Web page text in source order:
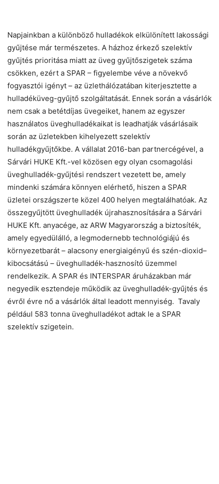
Napjainkban a különböző hulladékok elkülönített lakossági
gyűjtése már természetes. A házhoz érkező szelektív
gyűjtés prioritása miatt az üveg gyűjtőszigetek száma
csökken, ezért a SPAR – figyelembe véve a növekvő
fogyasztói igényt – az üzlethálózatában kiterjesztette a
hulladéküveg-gyűjtő szolgáltatását. Ennek során a vásárlók
nem csak a betétdíjas üvegeiket, hanem az egyszer
használatos üveghulladékaikat is leadhatják vásárlásaik
során az üzletekben kihelyezett szelektív
hulladékgyűjtőkbe. A vállalat 2016-ban partnercégével, a
Sárvári HUKE Kft.-vel közösen egy olyan csomagolási
üveghulladék-gyűjtési rendszert vezetett be, amely
mindenki számára könnyen elérhető, hiszen a SPAR
üzletei országszerte közel 400 helyen megtalálhatóak. Az
összegyűjtött üveghulladék újrahasznosítására a Sárvári
HUKE Kft. anyacége, az ARW Magyarország a biztosíték,
amely egyedülálló, a legmodernebb technológiájú és
környezetbarát – alacsony energiaigényű és szén-dioxid–
kibocsátású – üveghulladék-hasznosító üzemmel
rendelkezik. A SPAR és INTERSPAR áruházakban már
negyedik esztendeje működik az üveghulladék-gyűjtés és
évről évre nő a vásárlók által leadott mennyiség. Tavaly
például 583 tonna üveghulladékot adtak le a SPAR
szelektív szigetein.